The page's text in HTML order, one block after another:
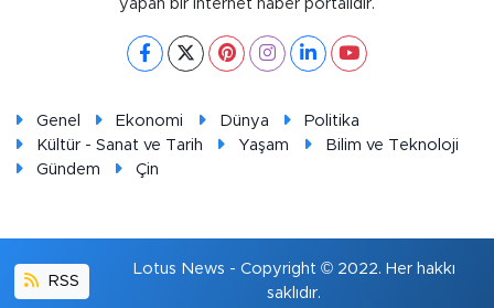
yapan bir internet haber portalıdır.
Genel Ekonomi Dünya
Politika
Kültür - Sanat ve Tarih
Yaşam
Bilim ve Teknoloji
Gündem
Çin
RSS
Lotus News - Copyright © 2022. Her hakkı
saklıdır.